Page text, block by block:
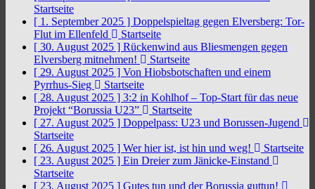
Startseite
[ 1. September 2025 ] Doppelspieltag gegen Elversberg: Tor-
Flut im Ellenfeld
Startseite
[ 30. August 2025 ] Rückenwind aus Bliesmengen gegen
Elversberg mitnehmen!
Startseite
[ 29. August 2025 ] Von Hiobsbotschaften und einem
Pyrrhus-Sieg
Startseite
[ 28. August 2025 ] 3:2 in Kohlhof – Top-Start für das neue
Projekt “Borussia U23”
Startseite
[ 27. August 2025 ] Doppelpass: U23 und Borussen-Jugend
Startseite
[ 26. August 2025 ] Wer hier ist, ist hin und weg!
Startseite
[ 23. August 2025 ] Ein Dreier zum Jänicke-Einstand
Startseite
[ 23. August 2025 ] Gutes tun und der Borussia guttun!